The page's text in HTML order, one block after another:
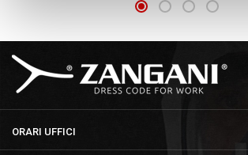
ORARI UFFICI